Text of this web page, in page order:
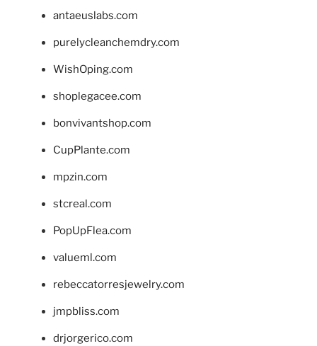
antaeuslabs.com
purelycleanchemdry.com
WishOping.com
shoplegacee.com
bonvivantshop.com
CupPlante.com
mpzin.com
stcreal.com
PopUpFlea.com
valueml.com
rebeccatorresjewelry.com
jmpbliss.com
drjorgerico.com